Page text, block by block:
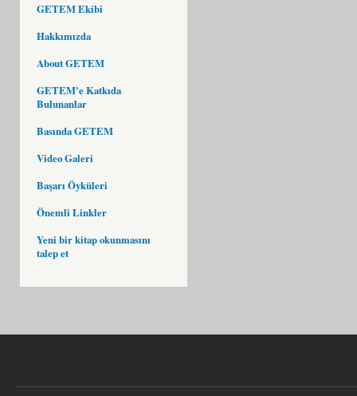
GETEM Ekibi
Hakkımızda
About GETEM
GETEM'e Katkıda
Bulunanlar
Basında GETEM
Video Galeri
Başarı Öyküleri
Önemli Linkler
Yeni bir kitap okunmasını
talep et